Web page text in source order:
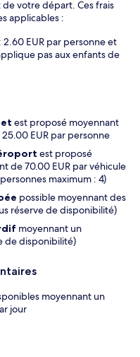
votre départ. Ces frais
applicables :
2.60 EUR par personne et
pas aux enfants de
est proposé moyennant
EUR par personne
est proposé
de 70.00 EUR par véhicule
maximum : 4)
possible moyennant des
réserve de disponibilité)
moyennant un
de disponibilité)
moyennant un
jour